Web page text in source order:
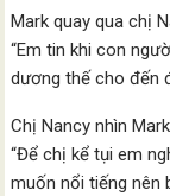
Mark quay qua chị
“Em tin khi con
dương thế cho đến
Chị Nancy nhìn
“Để chị kể tụi em
muốn nổi tiếng nên